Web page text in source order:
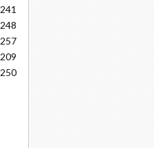
241
248
257
209
250